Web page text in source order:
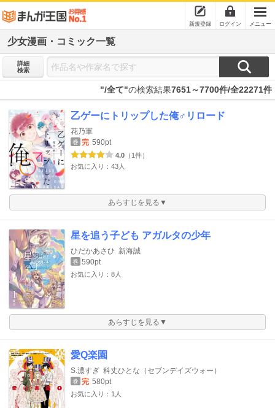
新規登録 ログイン メニュー
少女漫画・コミック一覧
詳細
検索
"/全て"の検索結果7651～7700件/全22271件
乙ゲーにトリップした俺♂リロード
花乃軍
巻 完 590pt
4.0 （1件）
お気に入り：43人
あらすじを見る▼
星を追う子ども アガルタの少年
ひだかあさひ 新海誠
巻 590pt
お気に入り：8人
あらすじを見る▼
愛Q楽園
S.濃すぎ 科丈ひとな（セブンデイズウォー）
巻 完 580pt
お気に入り：1人